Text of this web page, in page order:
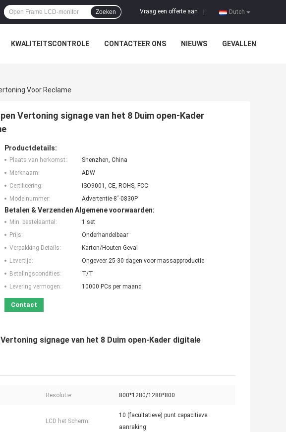
Dutch
Vraag een offerte aan
Zoeken
KWALITEITSCONTROLE CONTACTEER ONS NIEUWS GEVALLEN
Voor Reclame
Vertoning signage van het 8 Duim open-Kader
Productdetails:
Plaats van herkomst:
Shenzhen, China
Merknaam:
ADW
Certificering:
ISO9001, CE, ROHS, FCC
Modelnummer:
Advertentie-8ʺ-0830P
Betalen & Verzenden Algemene voorwaarden:
Min. bestelaantal:
1 set
Prijs:
Onderhandelbaar
Verpakking Details:
Karton/Houten Geval
Levertijd:
Ongeveer 25-30 dagen voor massapproductie
Betalingscondities:
T/T
Levering vermogen:
10000 PCs per maand
Contact
signage van het 8 Duim open-Kader digitale
Resolutie: 800*1280/1280*800
LCD het Scherm:
10 (facultatieve) punt capacitieve
aanraking